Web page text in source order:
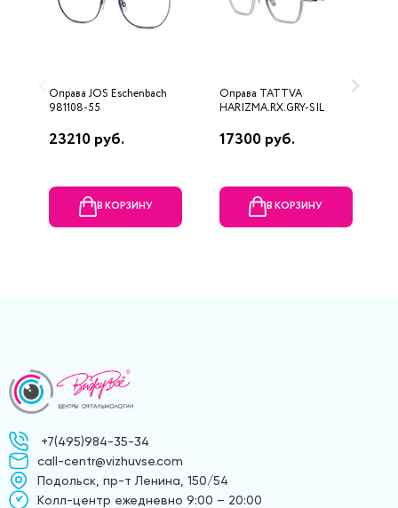
Оправа JOS Eschenbach
981108-55
23210 руб.
В КОРЗИНУ
Оправа TATTVA
HARIZMA.RX.GRY-SIL
17300 руб.
В КОРЗИНУ
+7(495)984-35-34
call-centr@vizhuvse.com
Подольск, пр-т Ленина, 150/54
Kолл-центр ежедневно 9:00 – 20:00